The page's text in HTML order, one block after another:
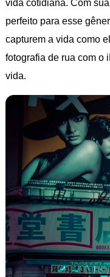
vida cotidiana. Com
perfeito para esse
capturem a vida como
fotografia de rua com o
vida.